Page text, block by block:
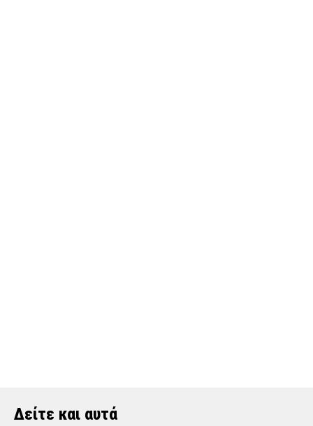
Δείτε και αυτά